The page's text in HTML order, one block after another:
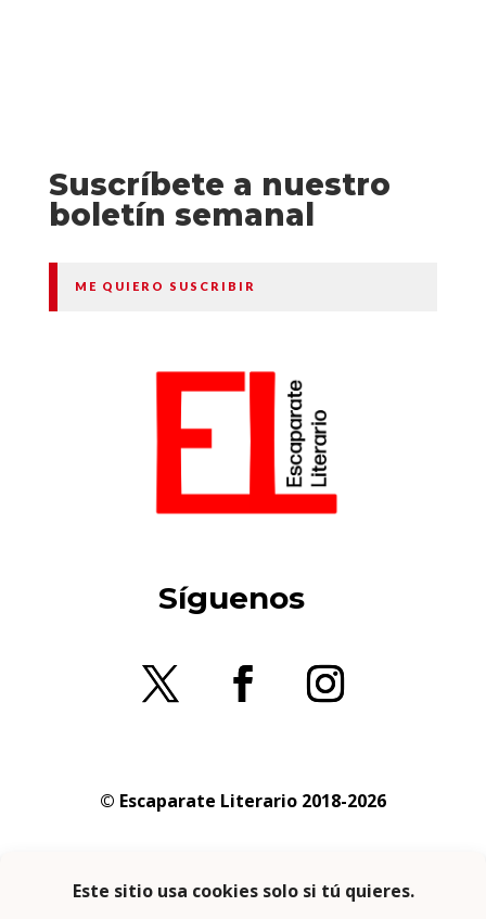
Suscríbete a nuestro
boletín semanal
ME QUIERO SUSCRIBIR
Síguenos
© Escaparate Literario 2018-2026
privacidad